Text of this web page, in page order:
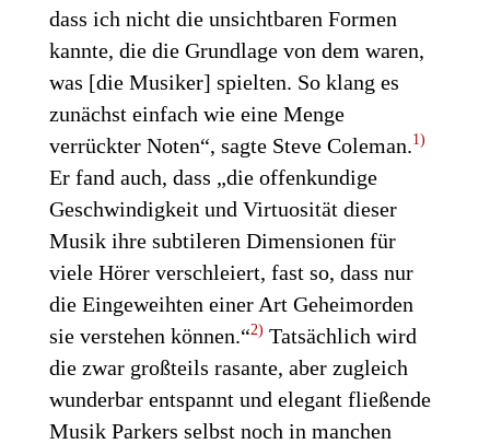
dass ich nicht die unsichtbaren Formen
kannte, die die Grundlage von dem waren,
was [die Musiker] spielten. So klang es
zunächst einfach wie eine Menge
verrückter Noten“, sagte Steve Coleman.1)
Er fand auch, dass „die offenkundige
Geschwindigkeit und Virtuosität dieser
Musik ihre subtileren Dimensionen für
viele Hörer verschleiert, fast so, dass nur
die Eingeweihten einer Art Geheimorden
sie verstehen können.“2) Tatsächlich wird
die zwar großteils rasante, aber zugleich
wunderbar entspannt und elegant fließende
Musik Parkers selbst noch in manchen